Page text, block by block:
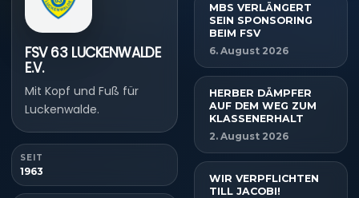
FSV 63 LUCKENWALDE
E.V.
Mit Kopf und Fuß für
Luckenwalde.
SEIT
1963
MBS VERLÄNGERT
SEIN SPONSORING
BEIM FSV
6. August 2026
HERBER DÄMPFER
AUF DEM WEG ZUM
KLASSENERHALT
2. August 2026
WIR VERPFLICHTEN
TILL JACOBI!